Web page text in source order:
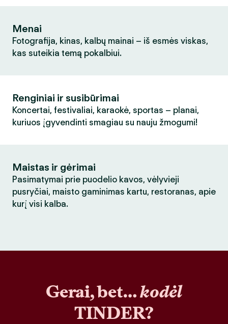
Menai
Fotografija, kinas, kalbų mainai – iš esmės viskas,
kas suteikia temą pokalbiui.
Renginiai ir susibūrimai
Koncertai, festivaliai, karaokė, sportas – planai,
kuriuos įgyvendinti smagiau su nauju žmogumi!
Maistas ir gėrimai
Pasimatymai prie puodelio kavos, vėlyvieji
pusryčiai, maisto gaminimas kartu, restoranas, apie
kurį visi kalba.
Gerai, bet…kodėl
TINDER?